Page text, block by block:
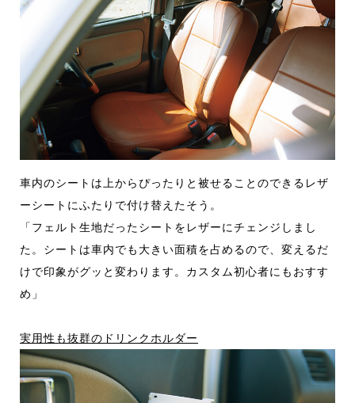
車内のシートは上からぴったりと被せることのできるレザ
ーシートにふたりで付け替えたそう。
「フェルト生地だったシートをレザーにチェンジしまし
た。シートは車内でも大きい面積を占めるので、変えるだ
けで印象がグッと変わります。カスタム初心者にもおすす
め」
実用性も抜群のドリンクホルダー